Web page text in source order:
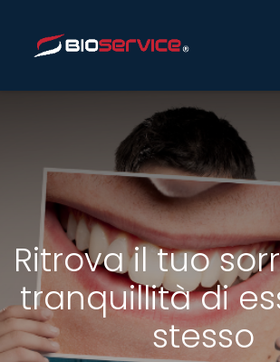
Ritrova il tuo
tranquillità di
stesso